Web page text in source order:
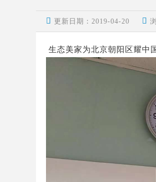
 更新日期：2019-04-20 
生态美家为北京朝阳区耀中